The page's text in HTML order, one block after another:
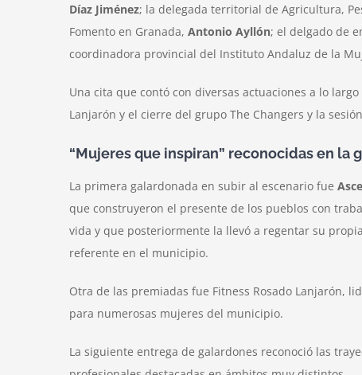
Díaz Jiménez; la delegada territorial de Agricultura,
Fomento en Granada, Antonio Ayllón; el delgado de
coordinadora provincial del Instituto Andaluz de la
Una cita que contó con diversas actuaciones a lo
Lanjarón y el cierre del grupo The Changers y la
“Mujeres que inspiran” reconocidas en la
La primera galardonada en subir al escenario fue
que construyeron el presente de los pueblos con
vida y que posteriormente la llevó a regentar su
referente en el municipio.
Otra de las premiadas fue Fitness Rosado Lanjarón,
para numerosas mujeres del municipio.
La siguiente entrega de galardones reconoció las